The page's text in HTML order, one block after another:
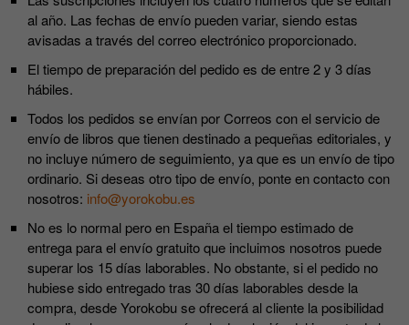
al año. Las fechas de envío pueden variar, siendo estas
avisadas a través del correo electrónico proporcionado.
El tiempo de preparación del pedido es de entre 2 y 3 días
hábiles.
Todos los pedidos se envían por Correos con el servicio de
envío de libros que tienen destinado a pequeñas editoriales, y
no incluye número de seguimiento, ya que es un envío de tipo
ordinario. Si deseas otro tipo de envío, ponte en contacto con
nosotros: info@yorokobu.es
No es lo normal pero en España el tiempo estimado de
entrega para el envío gratuito que incluimos nosotros puede
superar los 15 días laborables. No obstante, si el pedido no
hubiese sido entregado tras 30 días laborables desde la
compra, desde Yorokobu se ofrecerá al cliente la posibilidad